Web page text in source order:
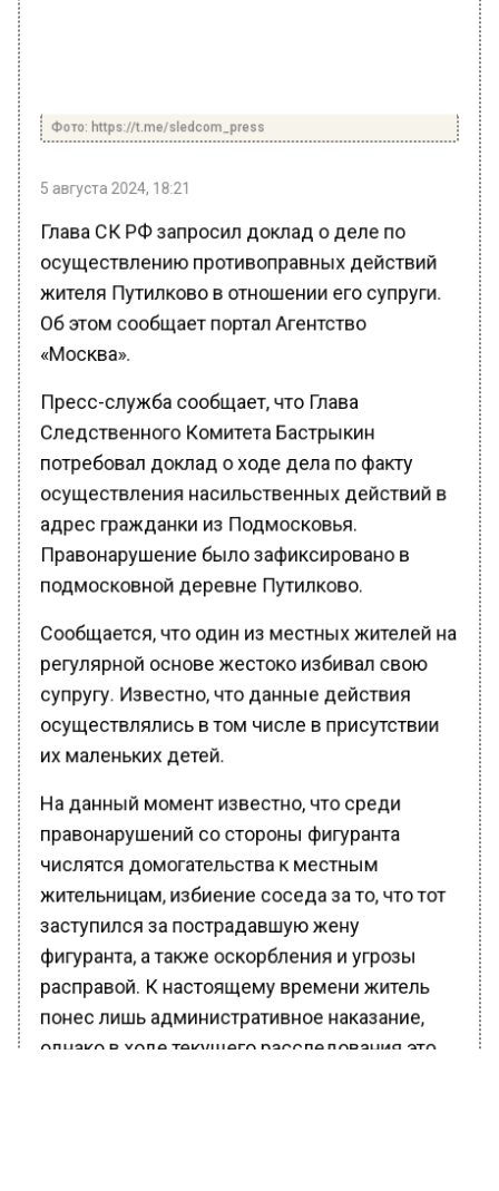
Глава СК РФ запросил доклад о деле по
осуществлению противоправных действий
жителя Путилково в отношении его супруги.
Об этом сообщает портал Агентство
«Москва».
Пресс-служба сообщает, что Глава
Следственного Комитета Бастрыкин
потребовал доклад о ходе дела по факту
осуществления насильственных действий в
адрес гражданки из Подмосковья.
Правонарушение было зафиксировано в
подмосковной деревне Путилково.
Сообщается, что один из местных жителей на
регулярной основе жестоко избивал свою
супругу. Известно, что данные действия
осуществлялись в том числе в присутствии
их маленьких детей.
На данный момент известно, что среди
правонарушений со стороны фигуранта
числятся домогательства к местным
жительницам, избиение соседа за то, что тот
заступился за пострадавшую жену
фигуранта, а также оскорбления и угрозы
расправой. К настоящему времени житель
понес лишь административное наказание,
однако в ходе текущего расследования это